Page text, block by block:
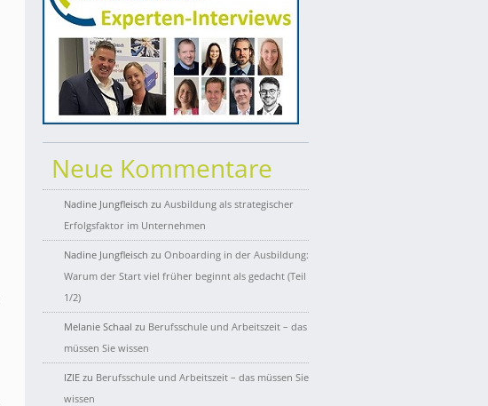
Neue Kommentare
Nadine Jungfleisch zu Ausbildung als strategischer
Erfolgsfaktor im Unternehmen
Nadine Jungfleisch zu Onboarding in der Ausbildung:
Warum der Start viel früher beginnt als gedacht (Teil
1/2)
Melanie Schaal zu Berufsschule und Arbeitszeit – das
müssen Sie wissen
IZIE zu Berufsschule und Arbeitszeit – das müssen Sie
wissen